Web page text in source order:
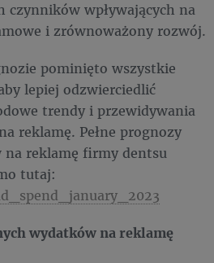
czynników wpływających na
i zrównoważony rozwój.
pominięto wszystkie
lepiej odzwierciedlić
trendy i przewidywania
reklamę. Pełne prognozy
reklamę firmy dentsu
tutaj:
wydatków na reklamę